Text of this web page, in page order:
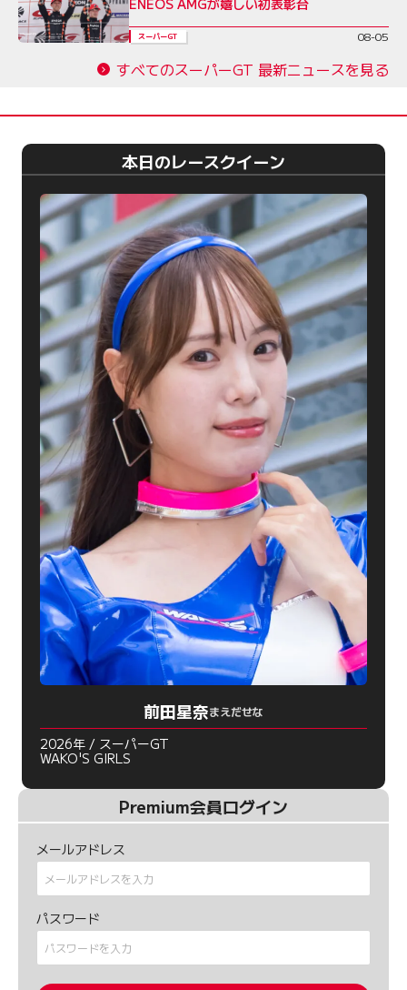
ENEOS AMGが嬉しい初表彰台
スーパーGT 08-05
すべてのスーパーGT 最新ニュースを見る
本日のレースクイーン
前田星奈まえだせな
2026年 / スーパーGT
WAKO'S GIRLS
Premium会員ログイン
メールアドレス
パスワード